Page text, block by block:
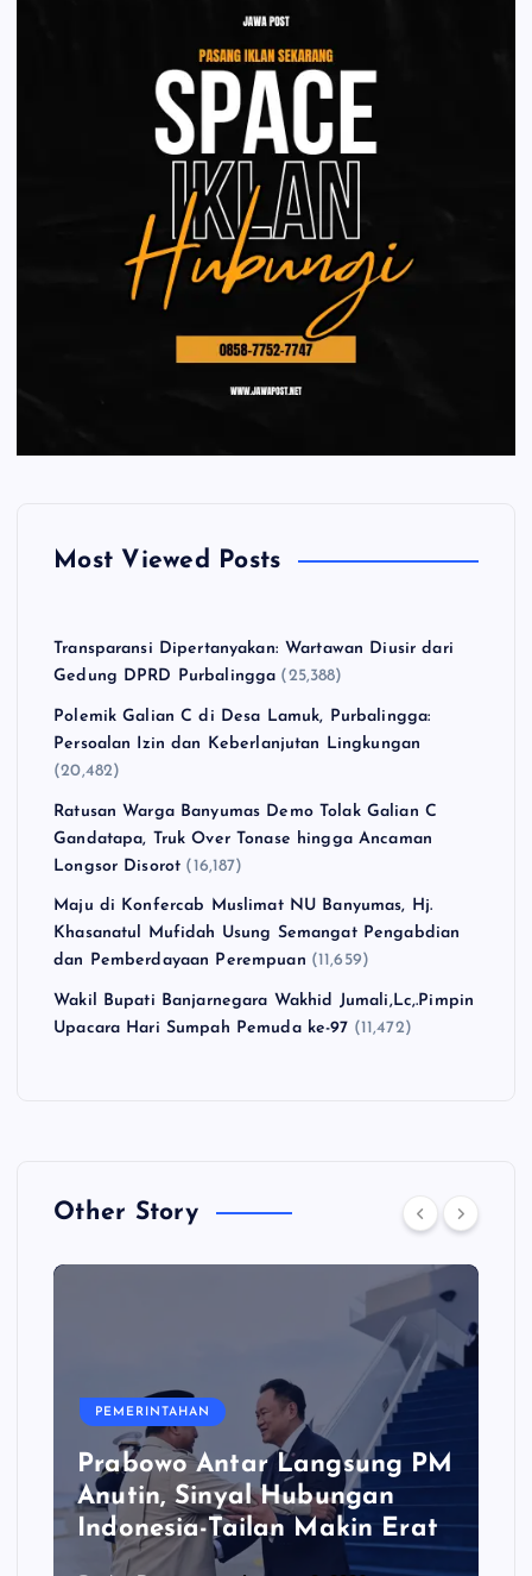
Most Viewed Posts
Transparansi Dipertanyakan: Wartawan Diusir dari
Gedung DPRD Purbalingga (25,388)
Polemik Galian C di Desa Lamuk, Purbalingga:
Persoalan Izin dan Keberlanjutan Lingkungan
(20,482)
Ratusan Warga Banyumas Demo Tolak Galian C
Gandatapa, Truk Over Tonase hingga Ancaman
Longsor Disorot (16,187)
Maju di Konfercab Muslimat NU Banyumas, Hj.
Khasanatul Mufidah Usung Semangat Pengabdian
dan Pemberdayaan Perempuan (11,659)
Wakil Bupati Banjarnegara Wakhid Jumali,Lc,.Pimpin
Upacara Hari Sumpah Pemuda ke-97 (11,472)
Other Story
PEMERINTAHAN
Prabowo Antar Langsung PM
Anutin, Sinyal Hubungan
Indonesia-Tailan Makin Erat